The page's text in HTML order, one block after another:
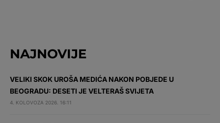
NAJNOVIJE
VELIKI SKOK UROŠA MEDIĆA NAKON POBJEDE U
BEOGRADU: DESETI JE VELTERAŠ SVIJETA
4. KOLOVOZA 2026. 16:11